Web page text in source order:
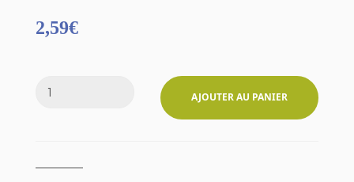
2,59€
AJOUTER AU PANIER